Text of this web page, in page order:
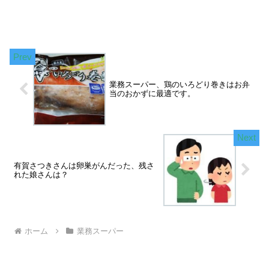
業務スーパー、鶏のいろどり巻きはお弁
当のおかずに最適です。
有賀さつきさんは卵巣がんだった、残さ
れた娘さんは？
ホーム 業務スーパー